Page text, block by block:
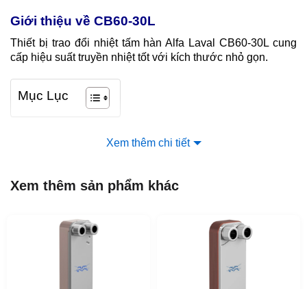
Giới thiệu về CB60-30L
Thiết bị trao đổi nhiệt tấm hàn Alfa Laval CB60-30L cung
cấp hiệu suất truyền nhiệt tốt với kích thước nhỏ gọn.
Mục Lục
Xem thêm chi tiết
Xem thêm sản phẩm khác